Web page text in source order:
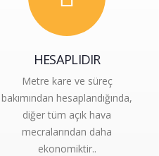
HESAPLIDIR
Metre kare ve süreç
bakımından hesaplandığında,
diğer tüm açık hava
mecralarından daha
ekonomiktir..